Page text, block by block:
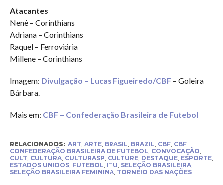
Atacantes
Nenê – Corinthians
Adriana – Corinthians
Raquel – Ferroviária
Millene – Corinthians
Imagem: Divulgação – Lucas Figueiredo/CBF– Goleira
Bárbara.
Mais em: CBF – Confederação Brasileira de Futebol
RELACIONADOS: ART ARTE, BRASIL BRAZIL CBF, CBF
CONFEDERAÇÃO BRASILEIRA DE FUTEBOL CONVOCAÇÃO
CULT CULTURA, CULTURASP CULTURE, DESTAQUE, ESPORTE,
ESTADOS UNIDOS, FUTEBOL ITU SELEÇÃO BRASILEIRA,
SELEÇÃO BRASILEIRA FEMININA, TORNEIO DAS NAÇÕES